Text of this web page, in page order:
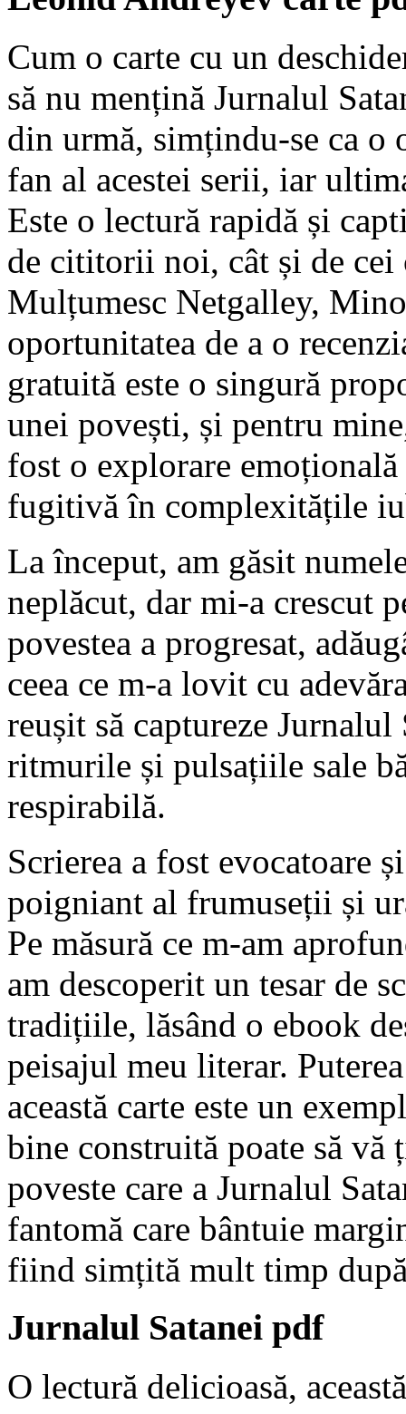
Cum o carte cu un
să nu mențină Jurnalul
din urmă, simțindu-se ca o
fan al acestei serii, iar
Este o lectură rapidă și
de cititorii noi, cât și de cei
Mulțumesc Netgalley,
oportunitatea de a o
gratuită este o singură
unei povești, și pentru
fost o explorare
fugitivă în complexitățile
La început, am găsit
neplăcut, dar mi-a crescut
povestea a progresat,
ceea ce m-a lovit cu
reușit să captureze
ritmurile și pulsațiile sale
respirabilă.
Scrierea a fost evocatoare
poigniant al frumuseții și
Pe măsură ce m-am
am descoperit un tesar de
tradițiile, lăsând o ebook
peisajul meu literar.
această carte este un
bine construită poate să
poveste care a Jurnalul
fantomă care bântuie
fiind simțită mult timp
Jurnalul Satanei pdf
O lectură delicioasă,